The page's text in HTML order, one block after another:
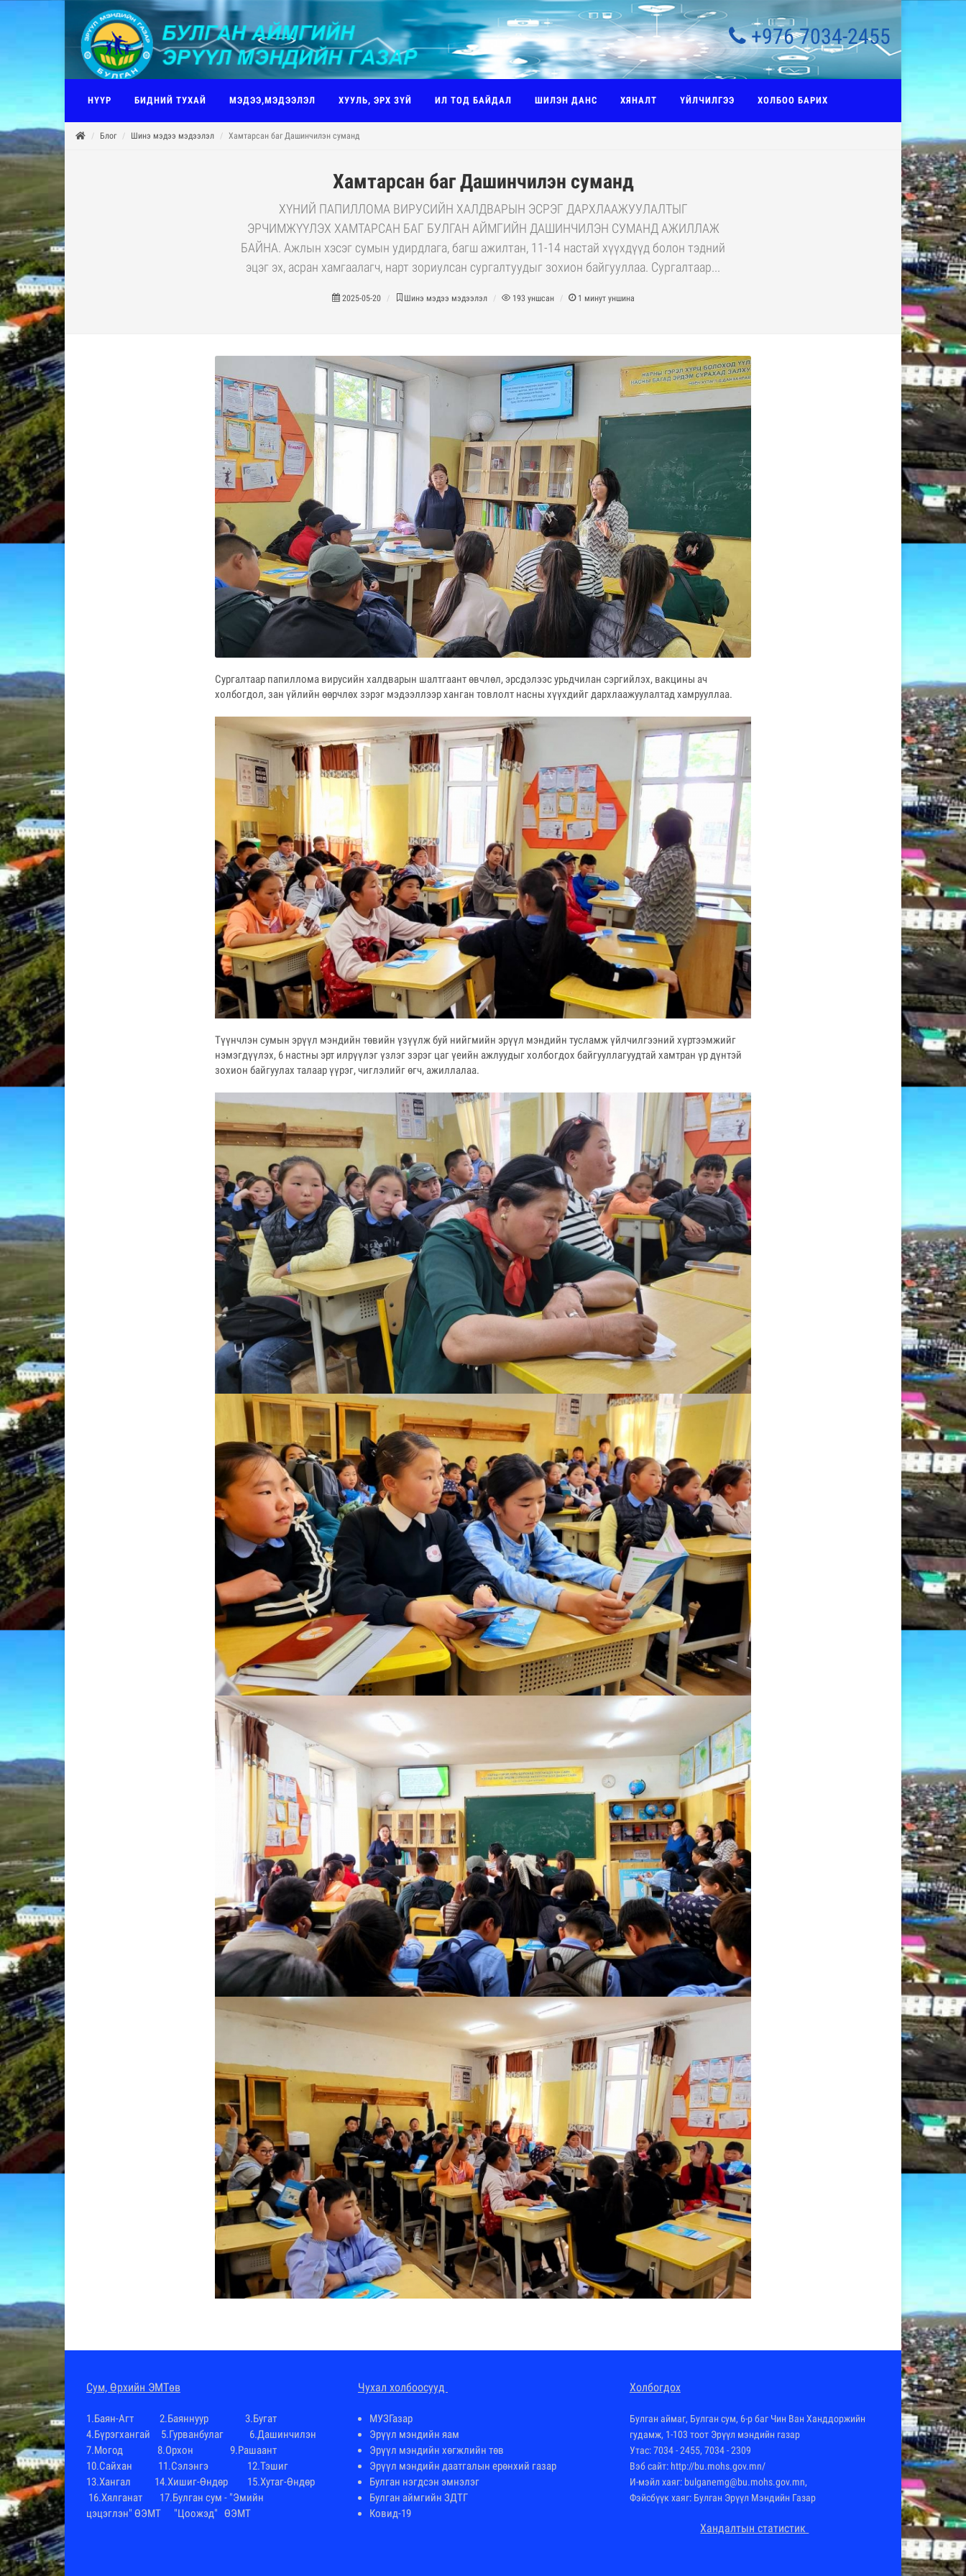
+976 7034-2455
НҮҮР БИДНИЙ ТУХАЙ МЭДЭЭ,МЭДЭЭЛЭЛ ХУУЛЬ, ЭРХ ЗҮЙ ИЛ ТОД БАЙДАЛ ШИЛЭН ДАНС ХЯНАЛТ ҮЙЛЧИЛГЭЭ ХОЛБОО БАРИХ
Блог Шинэ мэдээ мэдээлэл Хамтарсан баг Дашинчилэн суманд
Хамтарсан баг Дашинчилэн суманд
ХҮНИЙ ПАПИЛЛОМА ВИРУСИЙН ХАЛДВАРЫН ЭСРЭГ ДАРХЛААЖУУЛАЛТЫГ
ЭРЧИМЖҮҮЛЭХ ХАМТАРСАН БАГ БУЛГАН АЙМГИЙН ДАШИНЧИЛЭН СУМАНД АЖИЛЛАЖ
БАЙНА. Ажлын хэсэг сумын удирдлага, багш ажилтан, 11-14 настай хүүхдүүд болон тэдний
эцэг эх, асран хамгаалагч, нарт зориулсан сургалтуудыг зохион байгууллаа. Сургалтаар...
2025-05-20 Шинэ мэдээ мэдээлэл 193 уншсан 1 минут уншина
Сургалтаар папиллома вирусийн халдварын шалтгаант өвчлөл, эрсдэлээс урьдчилан сэргийлэх, вакцины ач
холбогдол, зан үйлийн өөрчлөх зэрэг мэдээллээр ханган товлолт насны хүүхдийг дархлаажуулалтад хамрууллаа.
Түүнчлэн сумын эрүүл мэндийн төвийн үзүүлж буй нийгмийн эрүүл мэндийн тусламж үйлчилгээний хүртээмжийг
нэмэгдүүлэх, 6 настны эрт илрүүлэг үзлэг зэрэг цаг үеийн ажлуудыг холбогдох байгууллагуудтай хамтран үр дүнтэй
зохион байгуулах талаар үүрэг, чиглэлийг өгч, ажиллалаа.
Cум, Өрхийн ЭМТөв
1.Баян-Агт 2.Баяннуур 3.Бугат
4.Бүрэгхангай 5.Гурванбулаг 6.Дашинчилэн
7.Могод 8.Орхон 9.Рашаант
10.Сайхан 11.Сэлэнгэ 12.Тэшиг
13.Хангал 14.Хишиг-Өндөр 15.Хутаг-Өндөр
16.Хялганат 17.Булган сум - "Эмийн
цэцэглэн" ӨЭМТ
"Цоожэд" ӨЭМТ
Чухал холбоосууд
МУЗГазар
Эрүүл мэндийн яам
Эрүүл мэндийн хөгжлийн төв
Эрүүл мэндийн даатгалын ерөнхий газар
Булган нэгдсэн эмнэлэг
Булган аймгийн ЗДТГ
Ковид-19
Холбогдох
Булган аймаг, Булган сум, 6-р баг Чин Ван Ханддоржийн
гудамж, 1-103 тоот Эрүүл мэндийн газар
Утас: 7034 - 2455, 7034 - 2309
Вэб сайт: http://bu.mohs.gov.mn/
И-мэйл хаяг: bulganemg@bu.mohs.gov.mn,
Фэйсбүүк хаяг: Булган Эрүүл Мэндийн Газар
Хандалтын статистик